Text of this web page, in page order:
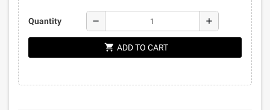
Quantity remove add
shopping_cart ADD TO CART